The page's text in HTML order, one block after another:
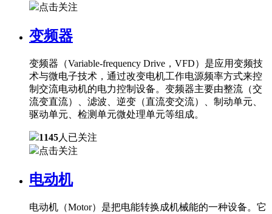
点击关注
变频器
变频器（Variable-frequency Drive，VFD）是应用变频技
术与微电子技术，通过改变电机工作电源频率方式来控
制交流电动机的电力控制设备。变频器主要由整流（交
流变直流）、滤波、逆变（直流变交流）、制动单元、
驱动单元、检测单元微处理单元等组成。
1145人已关注
点击关注
电动机
电动机（Motor）是把电能转换成机械能的一种设备。它